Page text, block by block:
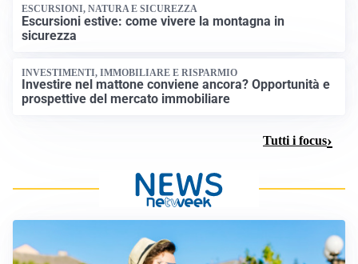
ESCURSIONI, NATURA E SICUREZZA
Escursioni estive: come vivere la montagna in
sicurezza
INVESTIMENTI, IMMOBILIARE E RISPARMIO
Investire nel mattone conviene ancora? Opportunità e
prospettive del mercato immobiliare
Tutti i focus